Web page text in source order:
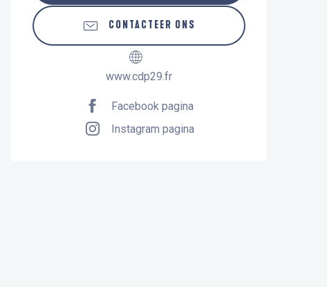
CONTACTEER ONS
www.cdp29.fr
Facebook pagina
Instagram pagina